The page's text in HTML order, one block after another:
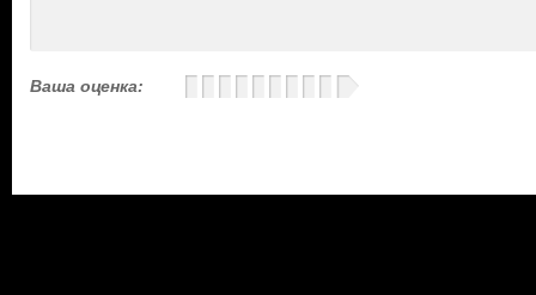
Ваша оценка: